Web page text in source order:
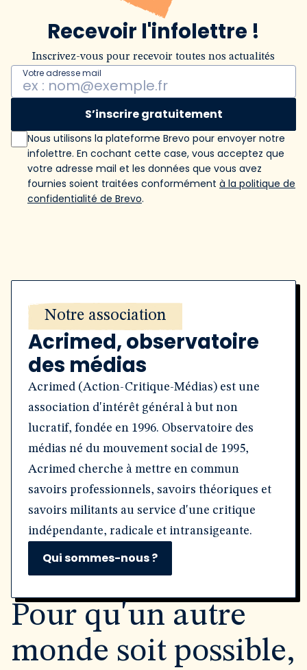
Recevoir l'infolettre !
Inscrivez-vous pour recevoir toutes nos actualités
Votre adresse mail
S’inscrire gratuitement
Nous utilisons la plateforme Brevo pour envoyer notre
infolettre. En cochant cette case, vous acceptez que
votre adresse mail et les données que vous avez
fournies soient traitées conformément à la politique de
confidentialité de Brevo.
Notre association
Acrimed, observatoire
des médias
Acrimed (Action-Critique-Médias) est une
association d'intérêt général à but non
lucratif, fondée en 1996. Observatoire des
médias né du mouvement social de 1995,
Acrimed cherche à mettre en commun
savoirs professionnels, savoirs théoriques et
savoirs militants au service d'une critique
indépendante, radicale et intransigeante.
Qui sommes-nous ?
Pour qu'un autre
monde soit possible,